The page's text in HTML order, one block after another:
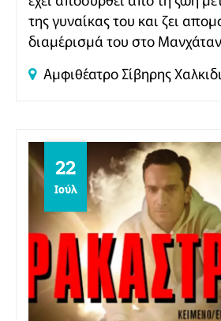
της γυναίκας του και ζει
διαμέρισμά του στο
Αμφιθέατρο Σίβηρης
22
Ιούλ